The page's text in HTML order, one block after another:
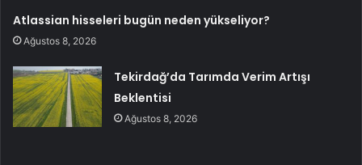
Atlassian hisseleri bugün neden yükseliyor?
Ağustos 8, 2026
Tekirdağ’da Tarımda Verim Artışı
Beklentisi
Ağustos 8, 2026